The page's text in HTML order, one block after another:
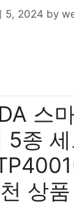
5, 2024 by
스
5종
상